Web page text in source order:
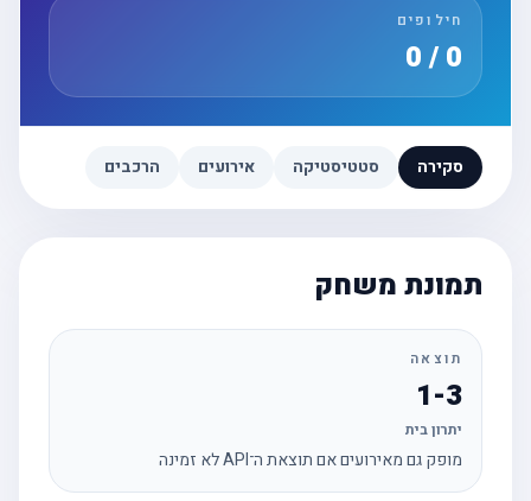
חילופים
סקירה סטטיסטיקה אירועים הרכבים
תמונת משחק
תוצאה
1-3
יתרון בית
מופק גם מאירועים אם תוצאת ה־API לא זמינה